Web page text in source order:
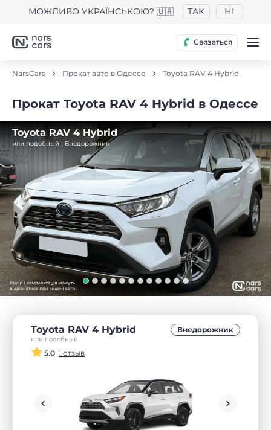
МОЖЛИВО УКРАЇНСЬКОЮ? 🇺🇦 ТАК НІ
Связаться
NarsCars Прокат авто в Одессе Toyota RAV 4 Hybrid
Прокат Toyota RAV 4 Hybrid в Одессе
Toyota RAV 4 Hybrid
или подобный | Внедорожник
Toyota RAV 4 Hybrid
или подобный
Внедорожник
5.0 1 отзыв